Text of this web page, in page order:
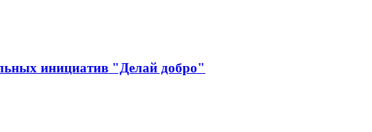
инициатив "Делай добро"